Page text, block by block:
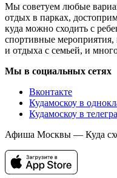
Мы советуем любые
отдых в парках,
куда можно сходить с
спортивные мероприятия,
и отдыха с семьей, и
Мы в социальных сетях
Вконтакте
Кудамоскоу в
Кудамоскоу в
Афиша Москвы — Куда